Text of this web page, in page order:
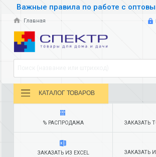
Важные правила по работе с
Главная
КАТАЛОГ ТОВАРОВ
% РАСПРОДАЖА ЗАКАЗАТЬ
ЗАКАЗАТЬ ИЗ EXCEL ЗАКАЗАТЬ